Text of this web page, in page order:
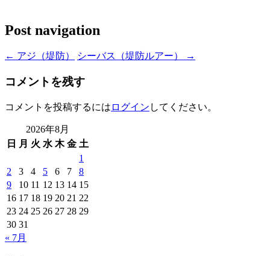
Post navigation
← アジ（堤防） シーバス（堤防ルアー） →
コメントを残す
コメントを投稿するには ログイン してください。
2026年8月
日
月 火 水 木 金 土
1
2
3 4 5 6 7
8
9
10 11 12 13 14 15
16 17 18 19 20 21 22
23 24 25 26 27 28 29
30 31
« 7月